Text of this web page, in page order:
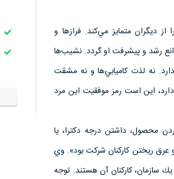
ديگران متمايز مي‌كند. فرازها و
رشد و پيشرفت او گردد. نشيب‌ها
نه لذت كاميابي‌ها و نه مشقت
اين است رمز موفقيت اين مرد
محصول، داشتن درجه دكترا، يا
ريختن كاركنان شركت بود». وي
سازمان، كاركنان آن هستند. توجه